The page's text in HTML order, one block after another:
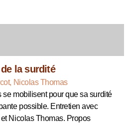
la surdité
Nicolas Thomas
se mobilisent pour que sa surdité
possible. Entretien avec
Nicolas Thomas. Propos